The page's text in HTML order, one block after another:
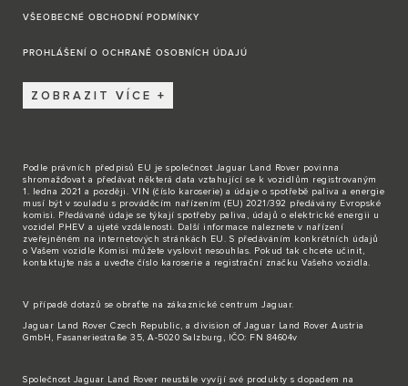
VŠEOBECNÉ OBCHODNÍ PODMÍNKY
PROHLÁŠENÍ O OCHRANĚ OSOBNÍCH ÚDAJÚ
ZOBRAZIT VÍCE
Podle právních předpisů EU je společnost Jaguar Land Rover povinna
shromažďovat a předávat některá data vztahující se k vozidlům registrovaným
1. ledna 2021 a později. VIN (číslo karoserie) a údaje o spotřebě paliva a energie
musí být v souladu s prováděcím nařízením (EU) 2021/392 předávány Evropské
komisi. Předávané údaje se týkají spotřeby paliva, údajů o elektrické energii u
vozidel PHEV a ujeté vzdálenosti. Další informace naleznete v nařízení
zveřejněném na internetových stránkách EU. S předáváním konkrétních údajů
o Vašem vozidle Komisi můžete vyslovit nesouhlas. Pokud tak chcete učinit,
kontaktujte nás a uveďte číslo karoserie a registrační značku Vašeho vozidla.
V případě dotazů se obraťte na zákaznické centrum Jaguar.
Jaguar Land Rover Czech Republic, a division of Jaguar Land Rover Austria
GmbH, Fasaneriestraße 35, A-5020 Salzburg, IČO: FN 84604v
Společnost Jaguar Land Rover neustále vyvíjí své produkty s dopadem na